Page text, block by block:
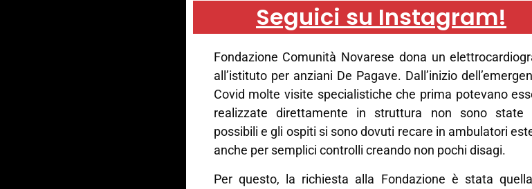
Seguici su Instagram!
Fondazione Comunità Novarese dona un
all’istituto per anziani De Pagave. Dall’inizio
Covid molte visite specialistiche che prima potevano
realizzate direttamente in struttura non sono state
possibili e gli ospiti si sono dovuti recare in ambulatori
anche per semplici controlli creando non pochi disagi.
Per questo, la richiesta alla Fondazione è stata